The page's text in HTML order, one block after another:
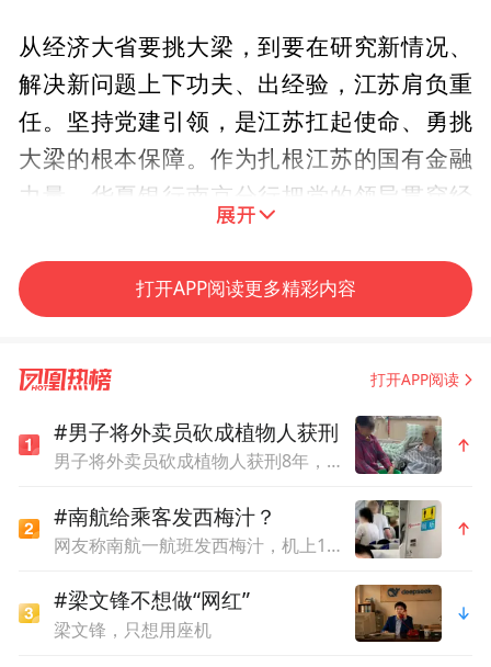
从经济大省要挑大梁，到要在研究新情况、
解决新问题上下功夫、出经验，江苏肩负重
任。坚持党建引领，是江苏扛起使命、勇挑
大梁的根本保障。作为扎根江苏的国有金融
力量，华夏银行南京分行把党的领导贯穿经
“兴”、赋能事业“进”。
标”。华夏银行南京分行充分发挥党委把方
度，该行以开展树立和践行正确政绩观学习
确政绩观成为引领高质量发展的精神航标。
擂响奋进之“鼓”，锻造高质量发展“强引
擎”。华夏银行南京分行持续深化“党建+金
打开APP阅读更多精彩内容
打开APP阅读
#男子将外卖员砍成植物人获刑
男子将外卖员砍成植物人获刑8年，家属：他炒股亏本精神异常，常年带刀
#南航给乘客发西梅汁？
网友称南航一航班发西梅汁，机上100多人排队如厕，客服回应
#梁文锋不想做“网红”
梁文锋，只想用座机